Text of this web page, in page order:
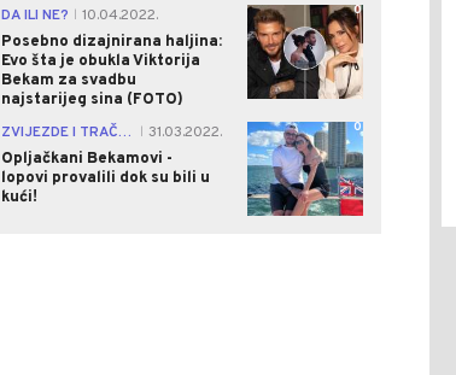
DA ILI NE?
10.04.2022.
Posebno dizajnirana haljina:
Evo šta je obukla Viktorija
Bekam za svadbu
najstarijeg sina (FOTO)
0
ZVIJEZDE I TRAČEVI
31.03.2022.
Opljačkani Bekamovi -
lopovi provalili dok su bili u
kući!
0